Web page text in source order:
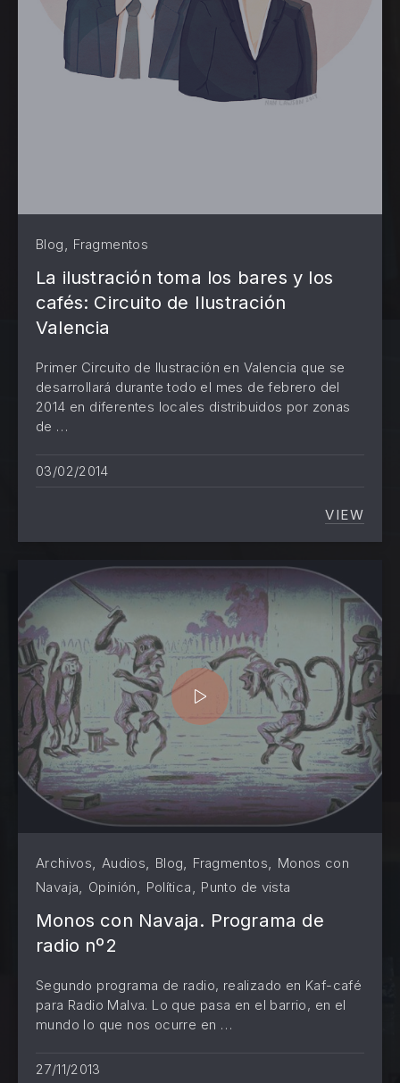
Blog Fragmentos
La ilustración toma los bares y los
cafés: Circuito de Ilustración
Valencia
Primer Circuito de Ilustración en Valencia que se
desarrollará durante todo el mes de febrero del
2014 en diferentes locales distribuidos por zonas
de …
03/02/2014
VIEW
LA
Archivos Audios Blog Fragmentos
Monos con
Navaja
Opinión Política Punto de vista
Monos con Navaja. Programa de
radio nº2
Segundo programa de radio, realizado en Kaf-café
para Radio Malva. Lo que pasa en el barrio, en el
mundo lo que nos ocurre en …
27/11/2013
PREVIOUS